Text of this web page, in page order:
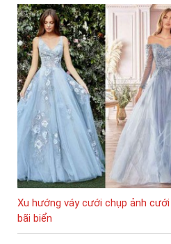
Xu hướng váy cưới chụp ảnh
bãi biển